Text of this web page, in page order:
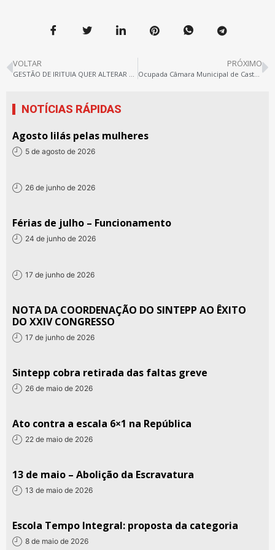
VOLTAR PRÓXIMO
Ocupada Câmara Municipal de Castanhal
NOTÍCIAS RÁPIDAS
Agosto lilás pelas mulheres
5 de agosto de 2026
26 de junho de 2026
Férias de julho – Funcionamento
24 de junho de 2026
17 de junho de 2026
NOTA DA COORDENAÇÃO DO SINTEPP AO ÊXITO
DO XXIV CONGRESSO
17 de junho de 2026
Sintepp cobra retirada das faltas greve
26 de maio de 2026
Ato contra a escala 6×1 na República
22 de maio de 2026
13 de maio – Abolição da Escravatura
13 de maio de 2026
Escola Tempo Integral: proposta da categoria
8 de maio de 2026